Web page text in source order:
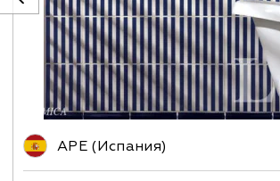
APE (Испания)